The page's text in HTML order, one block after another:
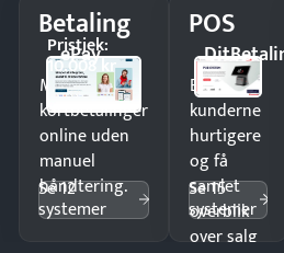
Betaling
ePay
Pristjek:
10.008 kr
Modtag
kortbetalinger
online uden
manuel
håndtering.
Se 12
systemer
POS
Ekspedér
kunderne
hurtigere
og få
samlet
overblik
over salg
Se 15
systemer